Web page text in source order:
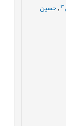
3
,حسین